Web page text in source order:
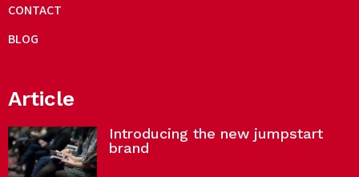
CONTACT
BLOG
Article
Introducing the new jumpstart
brand